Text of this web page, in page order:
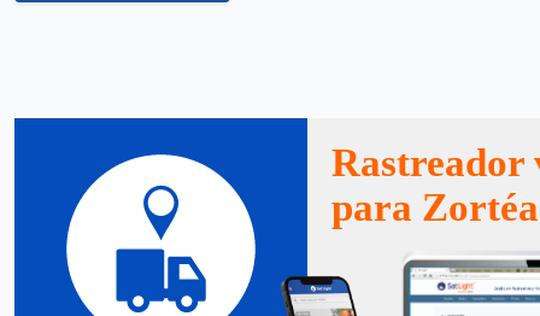
Rastreador
para Zortéa